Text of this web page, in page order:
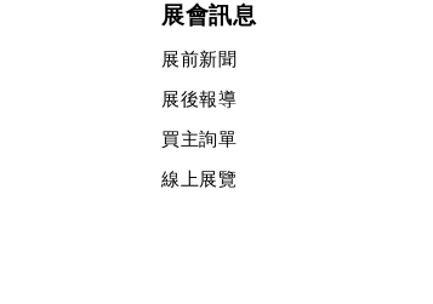
展會訊息
展前新聞
展後報導
買主詢單
線上展覽